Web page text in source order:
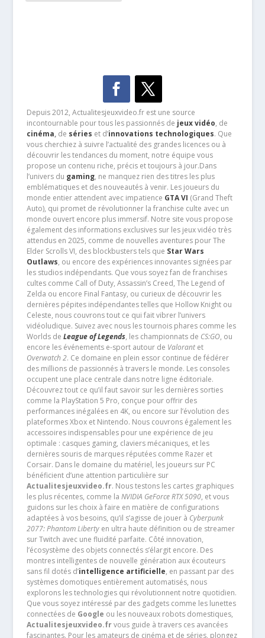
Depuis 2012, Actualitesjeuxvideo.fr est une source
incontournable pour tous les passionnés de jeux vidéo, de
cinéma,de séries et d’innovations technologiques. Que
vous cherchiez à suivre l’actualité des grandes licences ou à
découvrir les tendances du moment, notre équipe vous
propose un contenu riche, précis et toujours à jour.Dans
l’univers du gaming, ne manquez rien des titres les plus
emblématiques et des nouveautés à venir. Les joueurs du
monde entier attendent avec impatience GTA VI (Grand Theft
Auto), qui promet de révolutionner la franchise culte avec un
monde ouvert encore plus immersif. Notre site vous propose
également des informations exclusives sur les jeux vidéo très
attendus en 2025, comme de nouvelles aventures pour The
Elder Scrolls VI, des blockbusters tels que Star Wars
Outlaws, ou encore des expériences innovantes signées par
les studios indépendants. Que vous soyez fan de franchises
cultes comme Call of Duty, Assassin’s Creed, The Legend of
Zelda ou encore Final Fantasy, ou curieux de découvrir les
dernières pépites indépendantes telles que Hollow Knight ou
Celeste, nous couvrons tout ce qui fait vibrer l’univers
vidéoludique. Suivez avec nous les tournois phares comme les
Worlds de League of Legends, les championnats de CS:GO, ou
encore les événements e-sport autour de Valorantet
Overwatch 2. Ce domaine en plein essor continue de fédérer
des millions de passionnés à travers le monde. Les consoles
occupent une place centrale dans notre ligne éditoriale.
Découvrez tout ce qu’il faut savoir sur les dernières sorties
comme la PlayStation 5 Pro, conçue pour offrir des
performances inégalées en 4K, ou encore sur l’évolution des
plateformes Xbox et Nintendo. Nous couvrons également les
accessoires indispensables pour une expérience de jeu
optimale : casques gaming, claviers mécaniques, et les
dernières souris de marques réputées comme Razer et
Corsair. Dans le domaine du matériel, les joueurs sur PC
bénéficient d’une attention particulière sur
Actualitesjeuxvideo.fr. Nous testons les cartes graphiques
les plus récentes, comme la NVIDIA GeForce RTX 5090, et vous
guidons sur les choix à faire en matière de configurations
adaptées à vos besoins, qu’il s’agisse de jouer à Cyberpunk
2077: Phantom Libertyen ultra haute définition ou de streamer
sur Twitch avec une fluidité parfaite. Côté innovation,
l’écosystème des objets connectés s’élargit encore. Des
montres intelligentes de nouvelle génération aux écouteurs
sans fil dotés d’intelligence artificielle, en passant par des
systèmes domotiques entièrement automatisés, nous
explorons les technologies qui révolutionnent notre quotidien.
Que vous soyez intéressé par des gadgets comme les lunettes
connectées de Google ou les nouveaux robots domestiques,
Actualitesjeuxvideo.frvous guide à travers ces avancées
fascinantes. Pour les amateurs de cinéma et de séries, plongez